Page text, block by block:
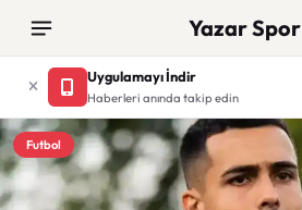
Yazar Spor
Uygulamayı İndir
Haberleri anında takip edin
Futbol